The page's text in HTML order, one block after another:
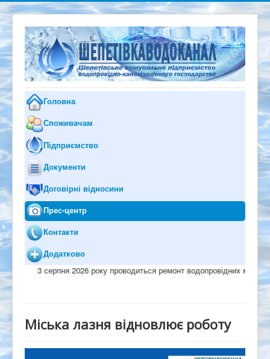
Головна
Споживачам
Підприємство
Документи
Договірні відносини
Прес-центр
Контакти
Додатково
3 серпня 2026 року проводиться ремонт водопровідних мереж
Міська лазня відновлює роботу